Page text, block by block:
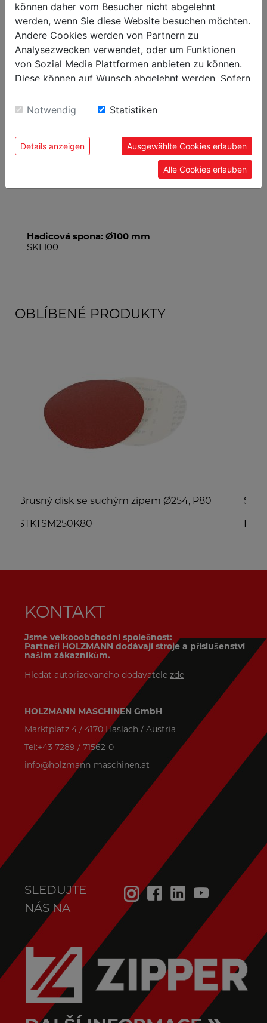
DOPORUČENÉ PŘÍSLUŠENSTVÍ
Hadicová spona: Ø100 mm
SKL100
OBLÍBENÉ PRODUKTY
Ø254, P80
Sada HW pilových kotoučů
KONTAKT
Jsme velkooobchodní společnost:
Partneři HOLZMANN dodávají stroje a příslušenství
našim zákazníkům.
Hledat autorizovaného dodavatele zde
HOLZMANN MASCHINEN GmbH
Marktplatz 4 / 4170 Haslach / Austria
Tel:+43 7289 / 71562-0
info@holzmann-maschinen.at
SLEDUJTE
NÁS NA
können daher vom Besucher nicht abgelehnt
werden, wenn Sie diese Website besuchen möchten.
Andere Cookies werden von Partnern zu
Analysezwecken verwendet, oder um Funktionen
von Sozial Media Plattformen anbieten zu können.
Diese können auf Wunsch abgelehnt werden. Sofern
Einwilligung zu unseren Cookies.
Notwendig Statistiken
Details anzeigen Ausgewählte Cookies erlauben
Alle Cookies erlauben